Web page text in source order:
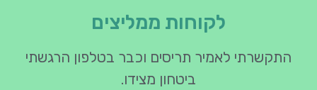
לקוחות ממליצים
התקשרתי לאמיר תריסים וכבר בטלפון הרגשתי
ביטחון מצידו.